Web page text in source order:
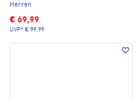
Herren
€ 69,99
UVP* € 99,99